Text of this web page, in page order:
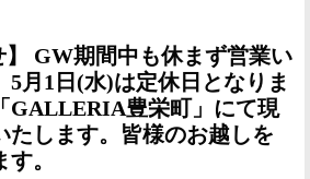
】 GW期間中も休まず営業い
5月1日(水)は定休日となりま
GALLERIA豊栄町」にて現
たします。皆様のお越しを
。